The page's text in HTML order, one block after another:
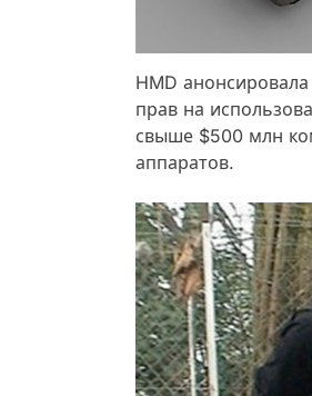
HMD
прав на
свыше $500 млн
аппаратов.